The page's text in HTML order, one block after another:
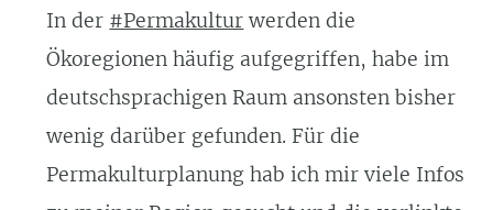
In der #Permakultur werden die
Ökoregionen häufig aufgegriffen, habe im
deutschsprachigen Raum ansonsten bisher
wenig darüber gefunden. Für die
Permakulturplanung hab ich mir viele Infos